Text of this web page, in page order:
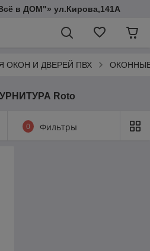
в ДОМ"» ул.Кирова,141А
ОКОН И ДВЕРЕЙ ПВХ
Roto
0 Фильтры